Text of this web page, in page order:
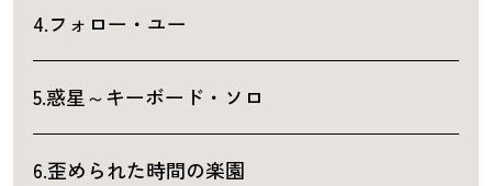
4.フォロー・ユー
5.惑星～キーボード・ソロ
6.歪められた時間の楽園